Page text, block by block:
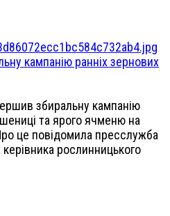
кампанію ранніх зернових
збиральну кампанію
та ярого ячменю на
це повідомила пресслужба
рослинницького